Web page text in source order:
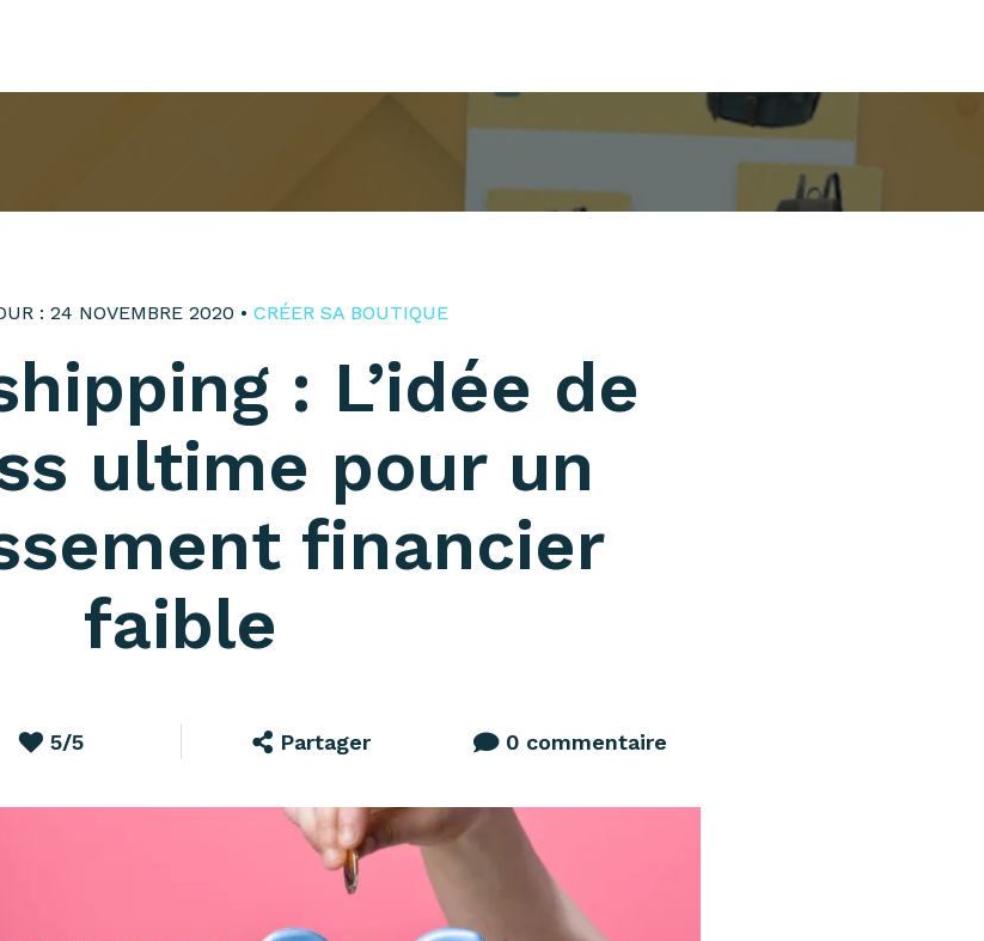
: 24 NOVEMBRE 2020 • CRÉER SA BOUTIQUE
: L’idée de
ultime pour un
financier
faible
5/5 Partager 0 commentaire